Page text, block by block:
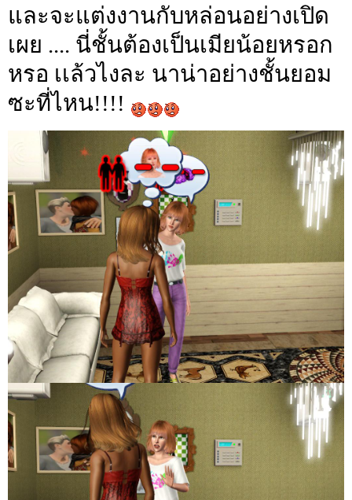
และจะแต่งงานกับหล่อนอย่างเปิด
เผย .... นี่ชั้นต้องเป็นเมียน้อยหรอก
หรอ เเล้วไงละ นาน่าอย่างชั้นยอม
ซะที่ไหน!!!!